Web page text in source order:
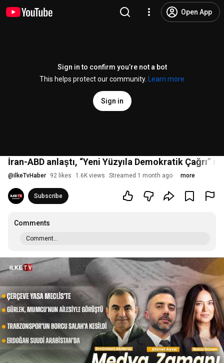
Open App
Sign in to confirm you’re not a bot
This helps protect our community.
Learn more
Sign in
İran-ABD anlaştı, “Yeni Yüzyıla Demokratik Çağrı”
@ilkeTvHaber 92 likes 1.6K views Streamed 1 month ago more
Subscribe
Comments
Comment...